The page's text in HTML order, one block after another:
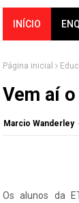
INÍCIO
Página inicial
Vem aí
Marcio Wanderley -
Os alunos da